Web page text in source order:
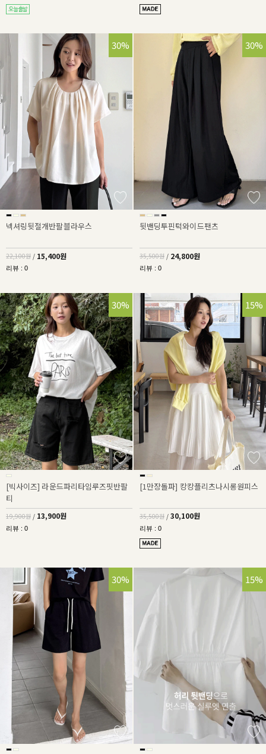
30%
넥셔링뒷절개반팔블라우스
22,100원 / 15,400원
리뷰 : 0
30%
뒷밴딩투핀턱와이드팬츠
35,500원 / 24,800원
리뷰 : 0
30%
[빅사이즈] 라운드파리타임루즈핏반팔
티
19,900원 / 13,900원
리뷰 : 0
15%
[1만장돌파] 캉캉플리츠나시롱원피스
35,500원 / 30,100원
리뷰 : 0
30% 15%